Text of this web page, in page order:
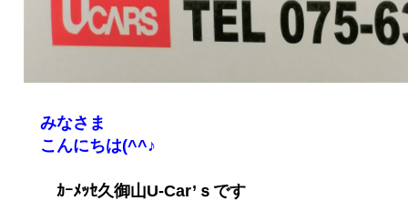
みなさま
こんにちは(^^♪
ｶｰﾒｯｾ久御山U-Car’ｓです